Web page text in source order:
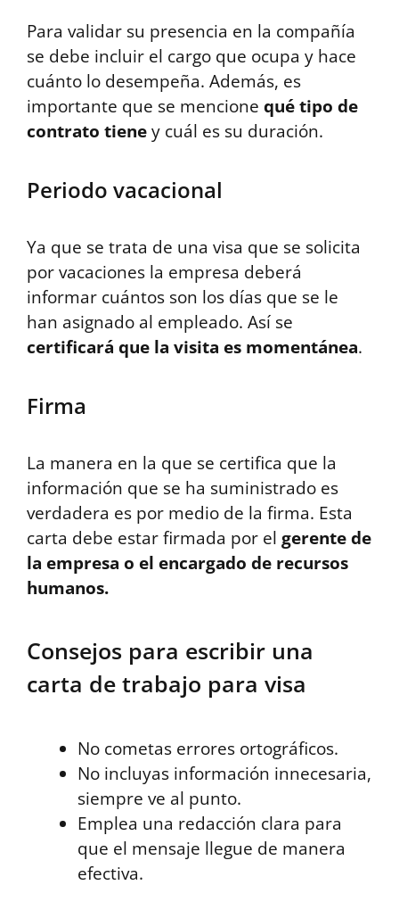
Para validar su presencia en la compañía
se debe incluir el cargo que ocupa y hace
cuánto lo desempeña. Además, es
importante que se mencione qué tipo de
contrato tieney cuál es su duración.
Periodo vacacional
Ya que se trata de una visa que se solicita
por vacaciones la empresa deberá
informar cuántos son los días que se le
han asignado al empleado. Así se
certificará que la visita es momentánea.
Firma
La manera en la que se certifica que la
información que se ha suministrado es
verdadera es por medio de la firma. Esta
carta debe estar firmada por el gerente de
la empresa o el encargado de recursos
humanos.
Consejos para escribir una
carta de trabajo para visa
No cometas errores ortográficos.
No incluyas información innecesaria,
siempre ve al punto.
Emplea una redacción clara para
que el mensaje llegue de manera
efectiva.